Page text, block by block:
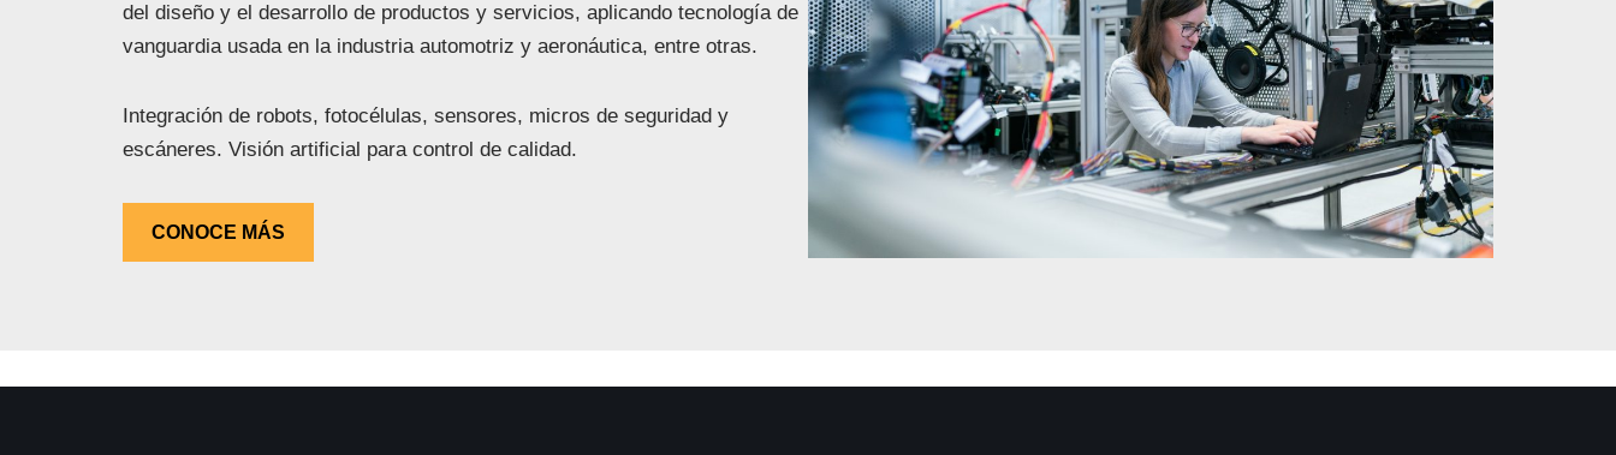
del diseño y el desarrollo de productos y servicios, aplicando tecnología de
vanguardia usada en la industria automotriz y aeronáutica, entre otras.
Integración de robots, fotocélulas, sensores, micros de seguridad y
escáneres. Visión artificial para control de calidad.
CONOCE MÁS